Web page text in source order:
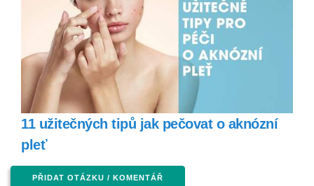
11 užitečných tipů jak pečovat o aknózní
pleť
PŘIDAT OTÁZKU / KOMENTÁŘ